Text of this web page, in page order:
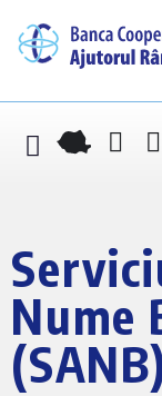
Nume